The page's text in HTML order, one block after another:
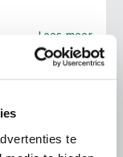
te
Lees meer